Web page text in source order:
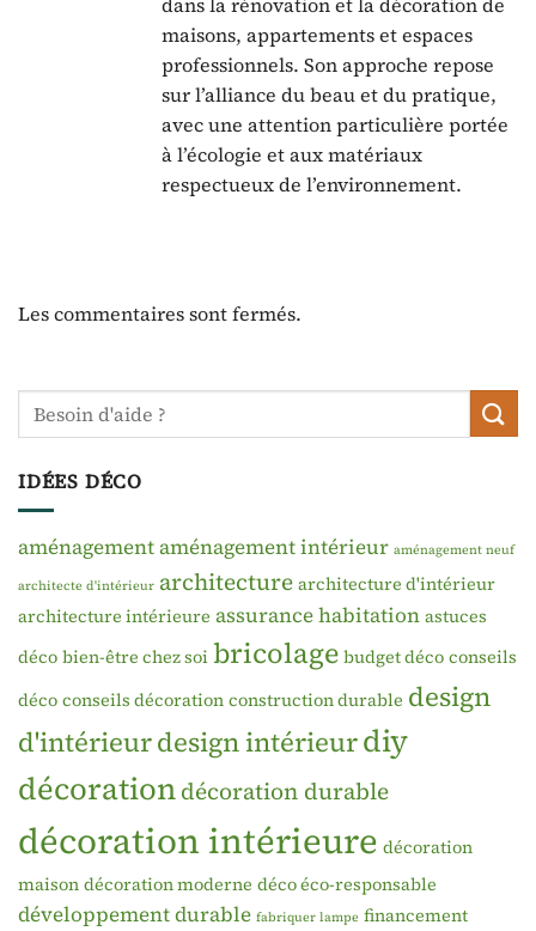
maisons, appartements et espaces
professionnels. Son approche repose
sur l’alliance du beau et du pratique,
avec une attention particulière portée
à l’écologie et aux matériaux
respectueux de l’environnement.
Les commentaires sont fermés.
IDÉES DÉCO
aménagementaménagement intérieur aménagement neuf
architecte d'intérieur architecture architecture d'intérieur
architecture intérieure assurance habitation astuces
déco bien-être chez soi bricolage budget déco conseils
déco conseils décoration construction durable design
d'intérieurdesign intérieurdiy
décorationdécoration durable
décoration intérieure décoration
maison décoration moderne déco éco-responsable
développement durable fabriquer lampe financement